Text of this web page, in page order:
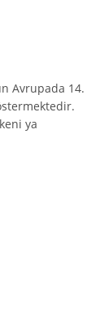
Avrupada 14.
ya